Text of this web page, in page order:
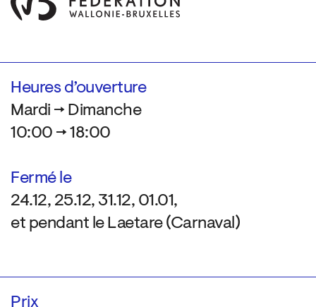
Heures d’ouverture
Mardi → Dimanche
10:00 → 18:00
Fermé le
24.12, 25.12, 31.12, 01.01,
et pendant le Laetare (Carnaval)
Prix